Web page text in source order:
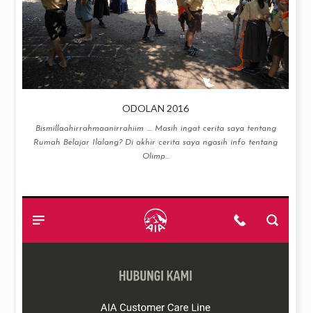
ODOLAN 2016
Bismillaahirrahmaanirrahiim .... Masih ingat cerita saya tentang
Rumah Belajar Ilalang? Di akhir cerita saya ngasih info tentang
Olimp...